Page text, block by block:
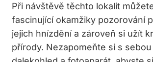
Při návštěvě těchto lokalit
fascinující okamžiky pozorování
jejich hnízdění a zároveň si užít
přírody. Nezapomeňte si s